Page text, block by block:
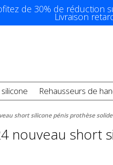
de 30% de réduction
Livraison
Rehausseurs de
short silicone pénis prothèse
nouveau short